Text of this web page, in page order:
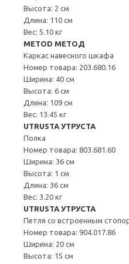
Высота: 2 см
Длина: 110 см
Вес: 5.10 кг
METOD МЕТОД
Каркас навесного шкафа
Номер товара: 203.680.16
Ширина: 40 см
Высота: 6 см
Длина: 109 см
Вес: 13.45 кг
UTRUSTA УТРУСТА
Полка
Номер товара: 803.681.60
Ширина: 36 см
Высота: 1 см
Длина: 36 см
Вес: 3.20 кг
UTRUSTA УТРУСТА
Петля со встроенным
Номер товара: 904.017.86
Ширина: 20 см
Высота: 15 см